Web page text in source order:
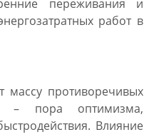
переживания и
работ в
массу противоречивых
пора оптимизма,
Влияние